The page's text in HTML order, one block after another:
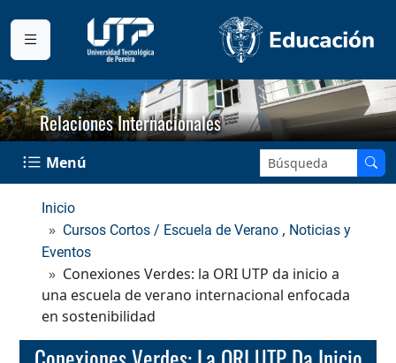
Relaciones Internacionales
Menú Buscar en el sitio:
Inicio
Cursos Cortos / Escuela de Verano , Noticias y
Eventos
Conexiones Verdes: la ORI UTP da inicio a
una escuela de verano internacional enfocada
en sostenibilidad